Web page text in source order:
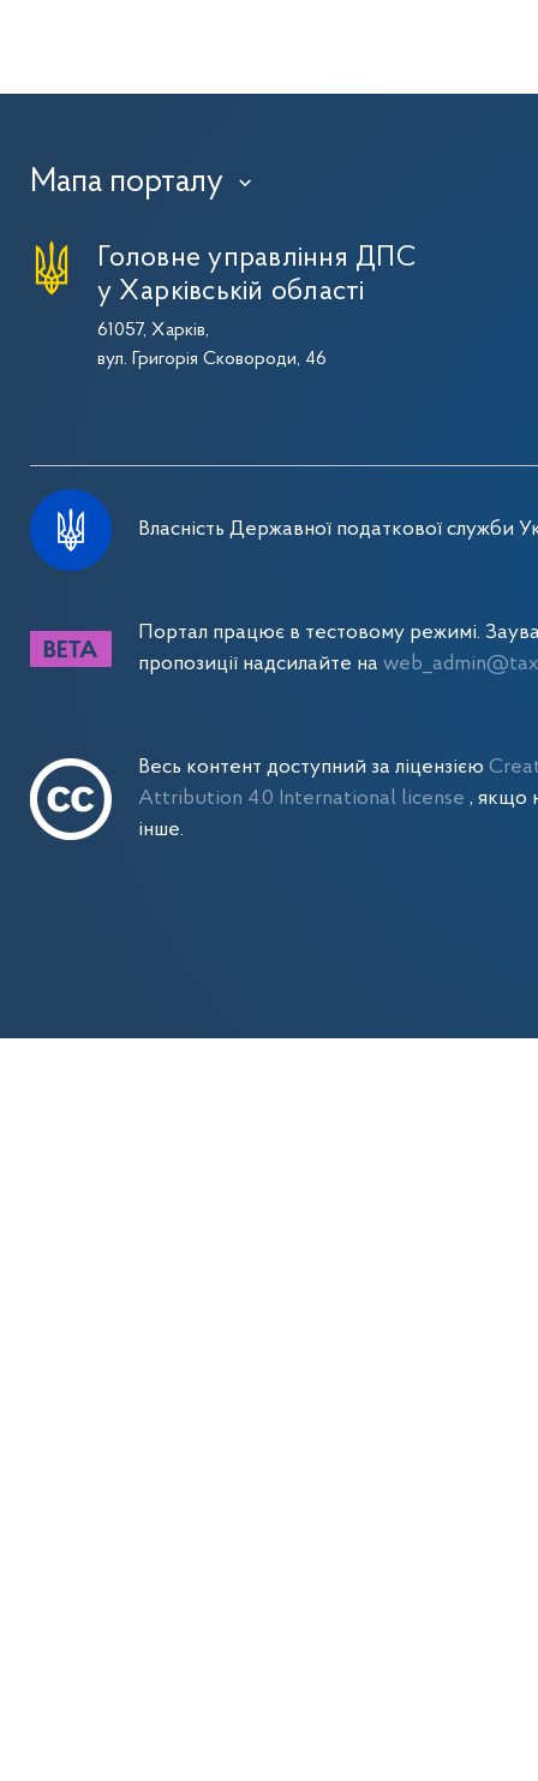
Мапа порталу ›
Головне управління ДПС
у Харківській області
61057, Харків,
вул. Григорія Сковороди, 46
Власність Державної податкової служби
Портал працює в тестовому режимі.
пропозиції надсилайте на
Весь контент доступний за ліцензією
Attribution 4.0 International license , якщо
інше.